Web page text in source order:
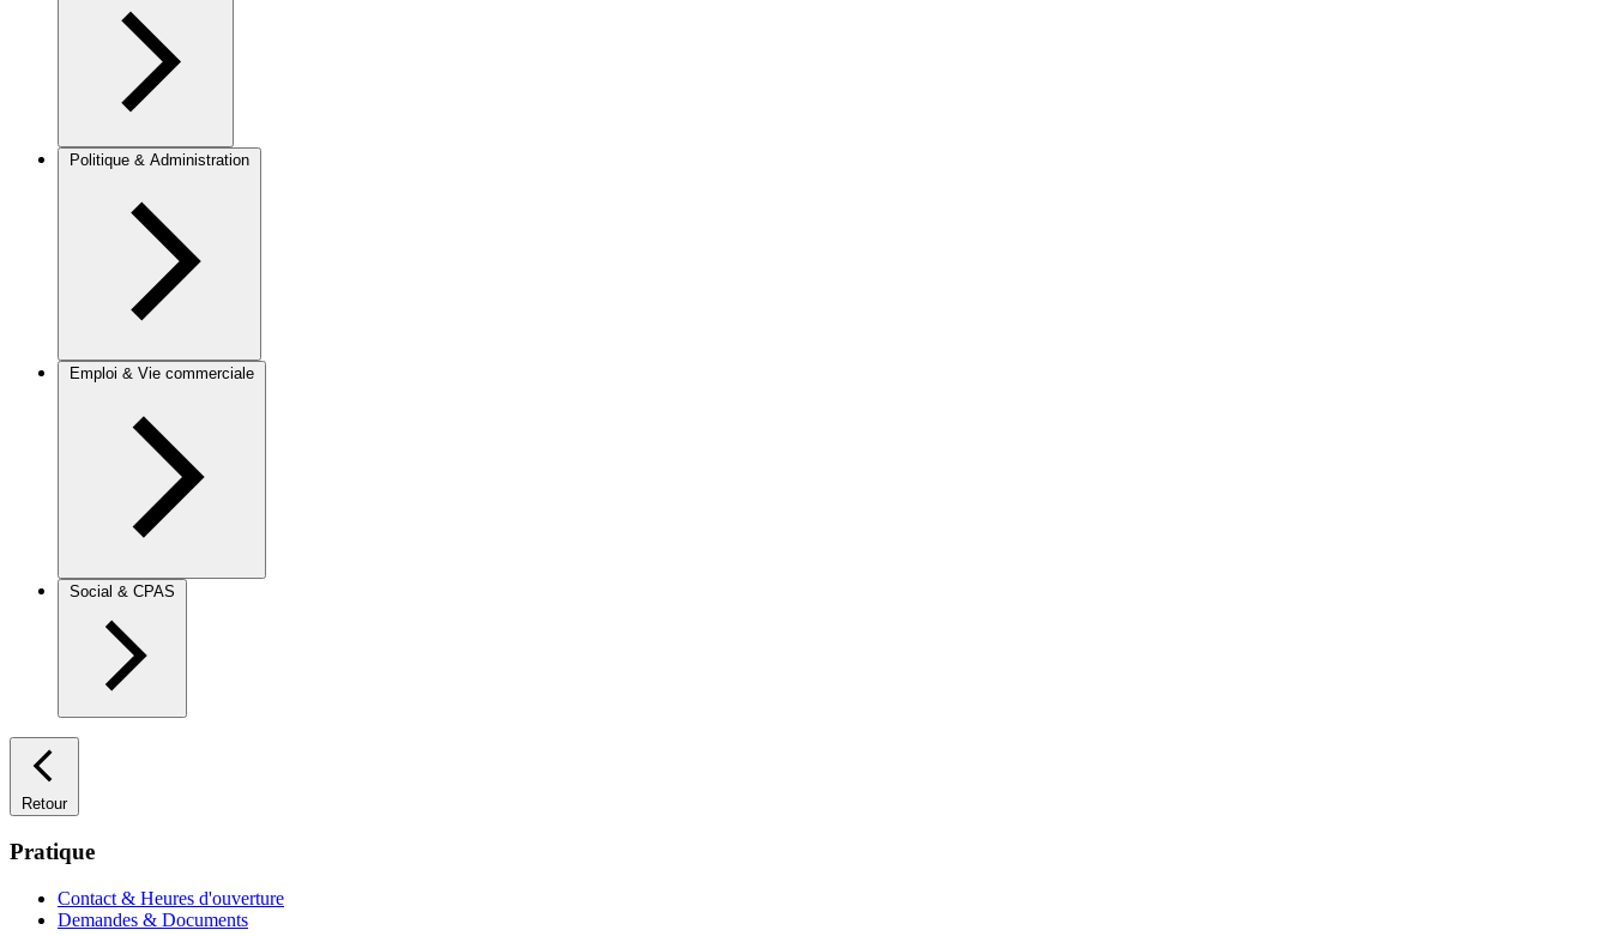
Politique & Administration
Emploi & Vie commerciale
Social & CPAS
Retour
Pratique
Contact & Heures d'ouverture
Demandes & Documents